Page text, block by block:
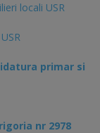
locali USR
primar si
nr 2978